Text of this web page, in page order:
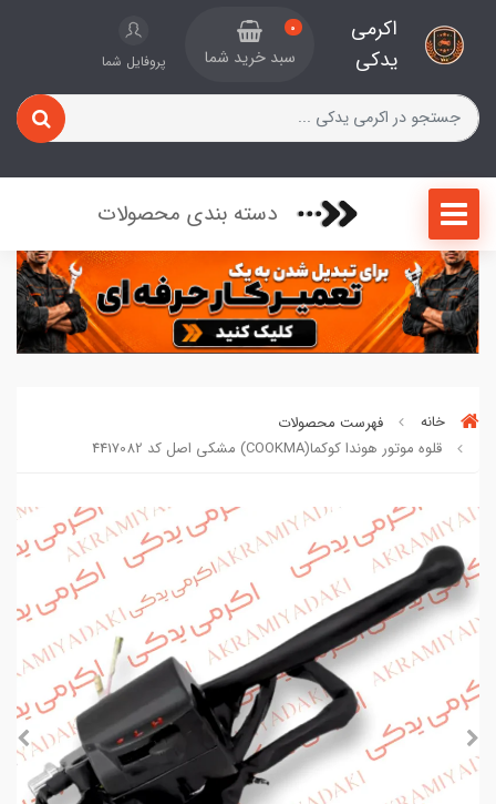
اکرمی
یدکی
0
سبد خرید شما پروفایل شما
دسته بندی محصولات
خانه
فهرست محصولات
قلوه موتور هوندا کوکما(COOKMA) مشکی اصل کد 4417082